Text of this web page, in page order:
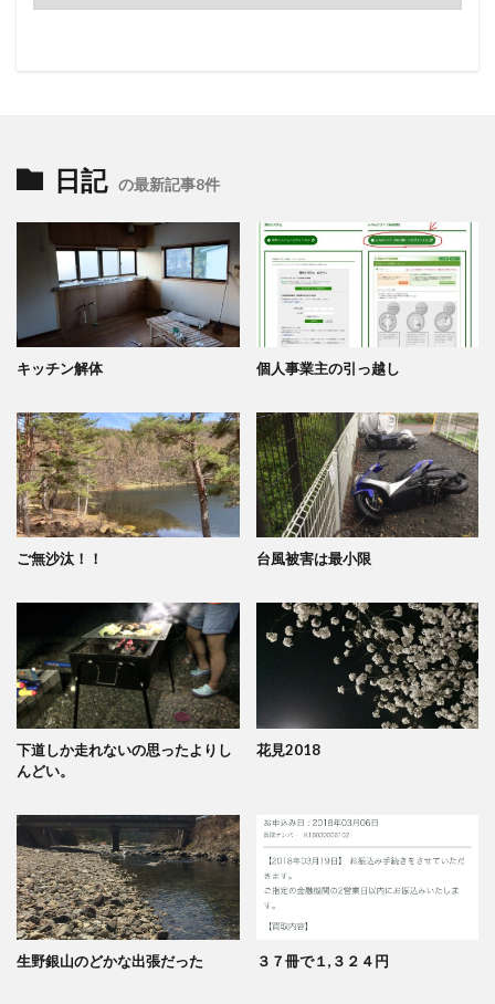
日記 の最新記事8件
キッチン解体 個人事業主の引っ越し
ご無沙汰！！ 台風被害は最小限
下道しか走れないの思ったよりし
んどい。
花見2018
生野銀山のどかな出張だった ３７冊で１,３２４円